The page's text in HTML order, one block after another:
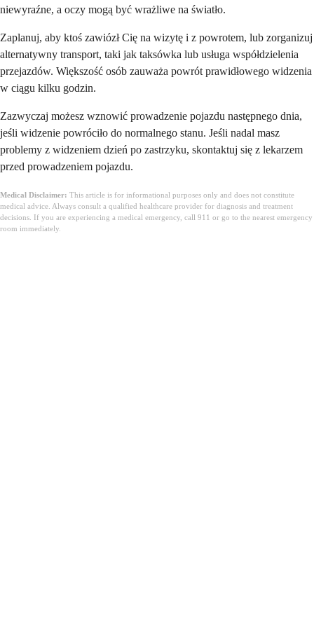
niewyraźne, a oczy mogą być wrażliwe na światło.
Zaplanuj, aby ktoś zawiózł Cię na wizytę i z powrotem, lub zorganizuj
alternatywny transport, taki jak taksówka lub usługa współdzielenia
przejazdów. Większość osób zauważa powrót prawidłowego widzenia
w ciągu kilku godzin.
Zazwyczaj możesz wznowić prowadzenie pojazdu następnego dnia,
jeśli widzenie powróciło do normalnego stanu. Jeśli nadal masz
problemy z widzeniem dzień po zastrzyku, skontaktuj się z lekarzem
przed prowadzeniem pojazdu.
Medical Disclaimer: This article is for informational purposes only and does not constitute
medical advice. Always consult a qualified healthcare provider for diagnosis and treatment
decisions. If you are experiencing a medical emergency, call 911 or go to the nearest emergency
room immediately.